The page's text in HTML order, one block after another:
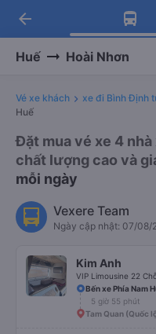
Tải app
Nhận ưu
Tải app
-30k/ghế
arrow_back
Huế Hoài Nhơn
Vé xe khách xe đi Bình Định
Huế
Đặt mua vé xe 4
chất lượng cao và
mỗi ngày
Vexere Team
Ngày cập nhật: 07/08/
Kim Anh
VIP Limousine 22
Bến xe Phía Nam
5 giờ 55 phút
Tam Quan (Quốc